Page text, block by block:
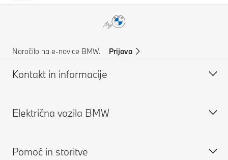
Naročilo na e-novice BMW. Prijava
Kontakt in informacije
Pomoč in kontakti
Pogosta vprašanja
Električna vozila BMW
Električna vozila BMW
Pomoč in storitve